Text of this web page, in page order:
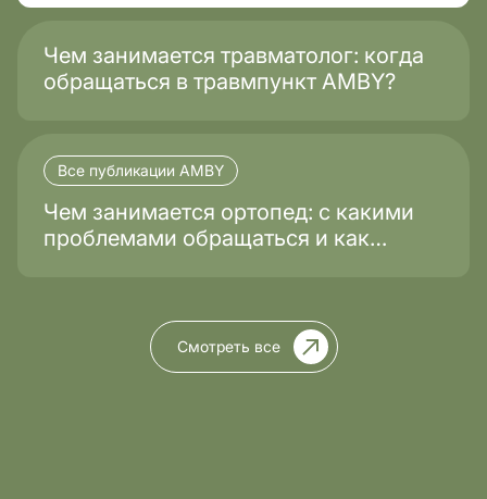
Чем занимается травматолог: когда
обращаться в травмпункт AMBY?
Все публикации AMBY
Чем занимается ортопед: с какими
проблемами обращаться и как
Смотреть все